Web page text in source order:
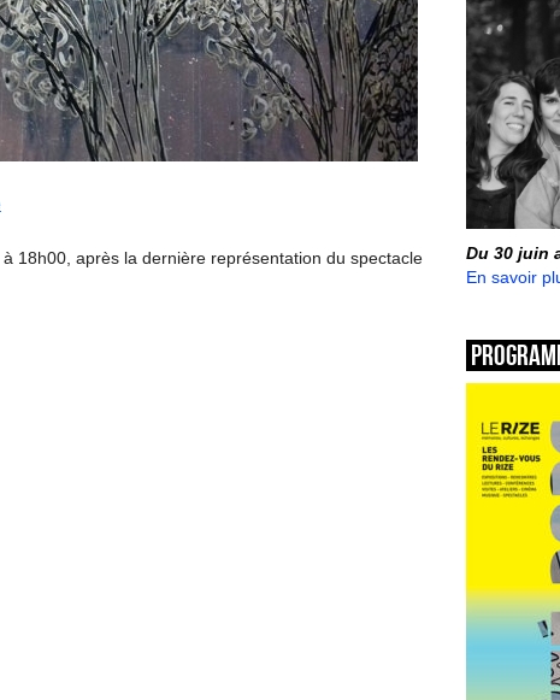
18h00, après la dernière représentation du spectacle
Du 30 juin
En savoir